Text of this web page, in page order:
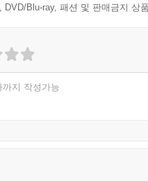
DVD/Blu-ray, 패션 및 판매금지 상
지 작성가능